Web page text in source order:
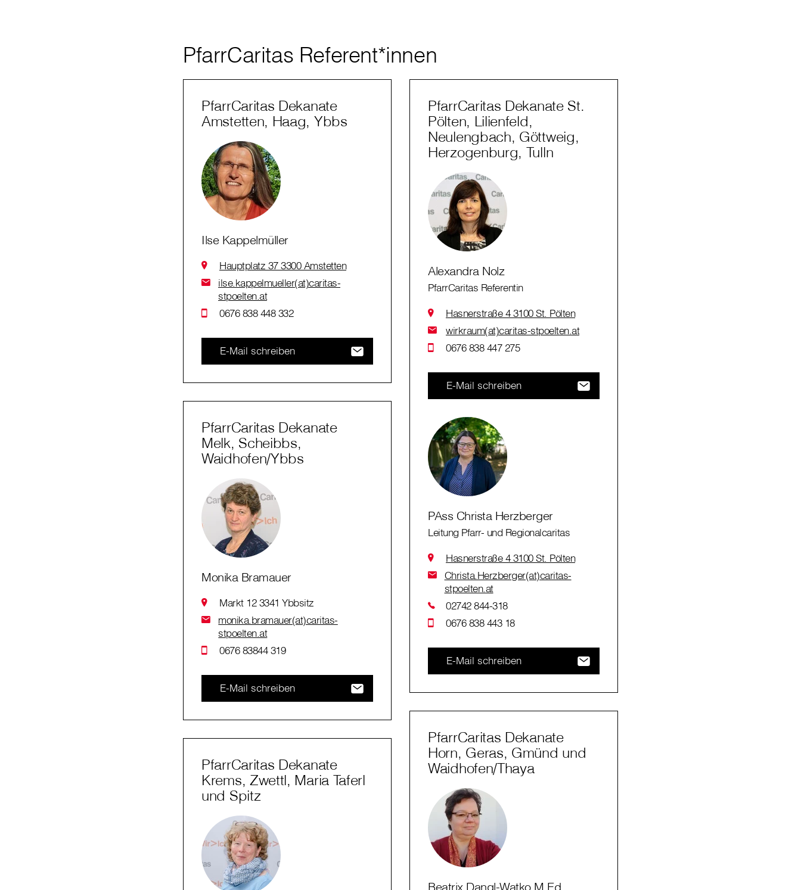
PfarrCaritas Referent*innen
PfarrCaritas Dekanate
Amstetten, Haag, Ybbs
Ilse Kappelmüller
Hauptplatz 37 3300 Amstetten
ilse.kappelmueller(at)caritas-
stpoelten.at
0676 838 448 332
E-Mail schreiben
PfarrCaritas Dekanate St.
Pölten, Lilienfeld,
Neulengbach, Göttweig,
Herzogenburg, Tulln
Alexandra Nolz
PfarrCaritas Referentin
Hasnerstraße 4 3100 St. Pölten
wirkraum(at)caritas-stpoelten.at
0676 838 447 275
E-Mail schreiben
PAss Christa Herzberger
Leitung Pfarr- und Regionalcaritas
Hasnerstraße 4 3100 St. Pölten
Christa.Herzberger(at)caritas-
stpoelten.at
02742 844-318
0676 838 443 18
E-Mail schreiben
PfarrCaritas Dekanate
Melk, Scheibbs,
Waidhofen/Ybbs
Monika Bramauer
Markt 12 3341 Ybbsitz
monika.bramauer(at)caritas-
stpoelten.at
0676 83844 319
E-Mail schreiben
PfarrCaritas Dekanate
Horn, Geras, Gmünd und
Waidhofen/Thaya
Beatrix Dangl-Watko M.Ed.
PfarrCaritas Dekanate
Krems, Zwettl, Maria Taferl
und Spitz